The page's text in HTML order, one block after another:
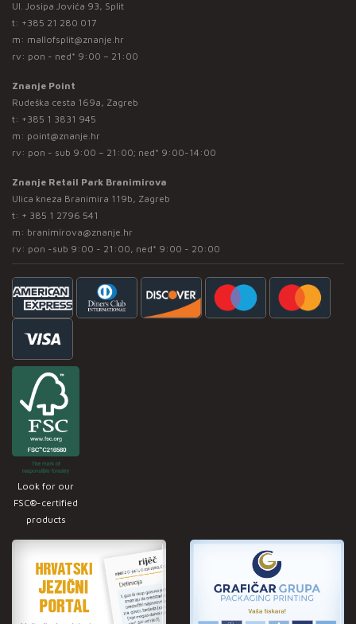
Ul. Josipa Jovića 93, Split
t: +385 21 280 017
m: mallofsplit@znanje.hr
rv: pon - ned* 9:00 – 21:00
Znanje Point
Rudeška cesta 169a, Zagreb
t: +385 1 3831 945
m: point@znanje.hr
rv: pon - sub 9:00 – 21:00; ned* 9:00-14:00
Znanje Retail Park Branimirova
Ulica kneza Branimira 119b, Zagreb
t: + 385 1 2796 541
m: branimirova@znanje.hr
rv: pon -sub 9:00 - 21:00, ned* 9:00 - 20:00
Look for our
FSC®-certified
products